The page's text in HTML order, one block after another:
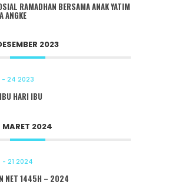
RAMADHAN BERSAMA ANAK YATIM
ANGKE
2023
- 24 2023
HARI IBU
MARET 2024
- 21 2024
NET 1445H – 2024